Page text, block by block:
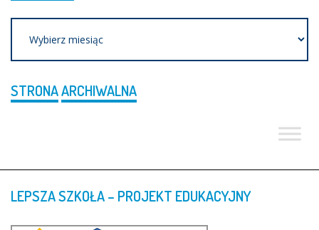
STRONAARCHIWALNA
LEPSZASZKOŁA– PROJEKT EDUKACYJNY